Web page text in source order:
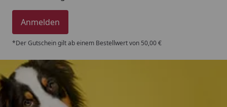
Anmelden
*Der Gutschein gilt ab einem Bestellwert von 50,00 €
Trusted Shops